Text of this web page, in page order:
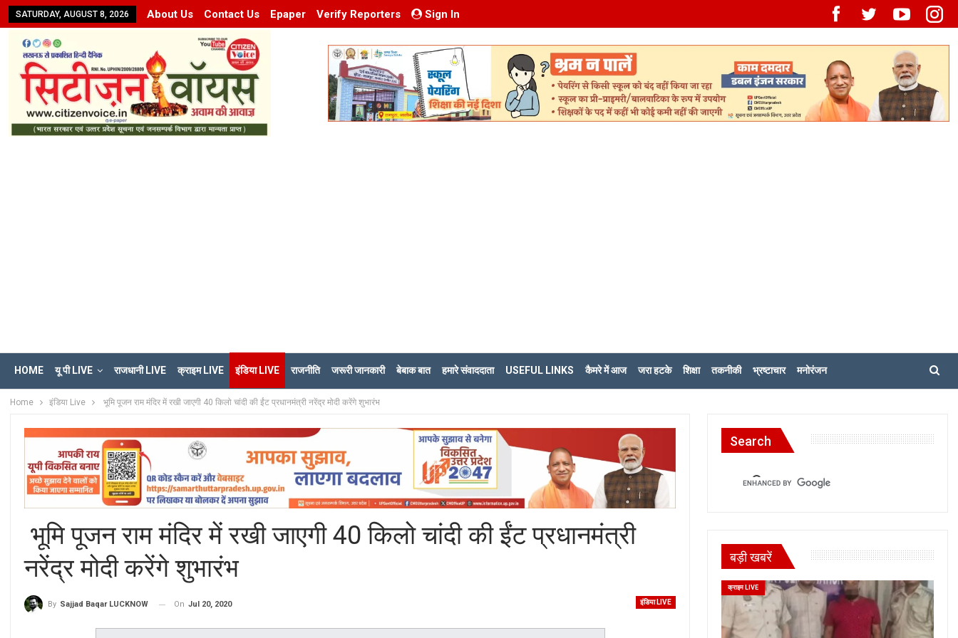
SATURDAY, AUGUST 8, 2026 About Us Contact Us Epaper Verify Reporters Sign In
HOME यू पी LIVE राजधानी LIVE क्राइम LIVE इंडिया LIVE राजनीति जरूरी जानकारी बेबाक बात हमारे संवाददाता USEFUL LINKS कैमरे में आज जरा हटके शिक्षा तकनीकी भ्रष्टाचार मनोरंजन
Home इंडिया Live भूमि पूजन राम मंदिर में रखी जाएगी 40 किलो चांदी की ईंट प्रधानमंत्री नरेंद्र मोदी करेंगे शुभारंभ
भूमि पूजन राम मंदिर में रखी जाएगी 40 किलो चांदी की ईंट प्रधानमंत्री
नरेंद्र मोदी करेंगे शुभारंभ
इंडिया LIVE
By Sajjad Baqar LUCKNOW On Jul 20, 2020
Search
बड़ी खबरें
क्राइम LIVE